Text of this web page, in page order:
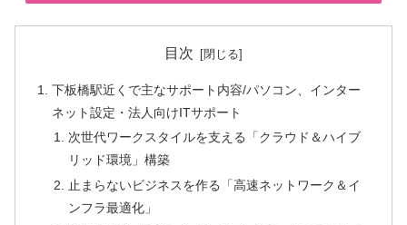
目次
下板橋駅近くで主なサポート内容/パソコン、インター
ネット設定・法人向けITサポート
次世代ワークスタイルを支える「クラウド＆ハイブ
リッド環境」構築
止まらないビジネスを作る「高速ネットワーク＆イ
ンフラ最適化」